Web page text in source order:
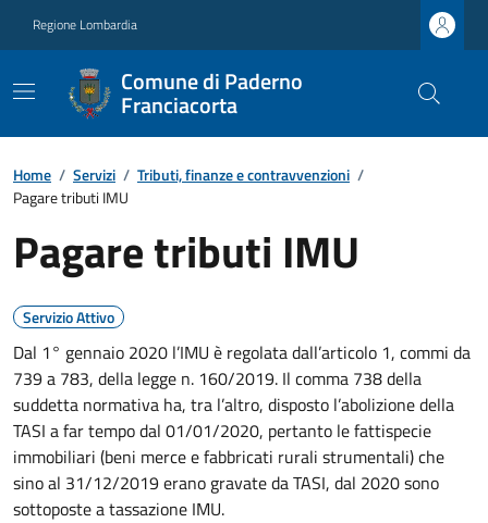
Regione Lombardia
Comune di Paderno
Franciacorta
Home / Servizi / Tributi, finanze e contravvenzioni /
Pagare tributi IMU
Pagare tributi IMU
Servizio Attivo
Dal 1° gennaio 2020 l’IMU è regolata dall’articolo 1, commi da
739 a 783, della legge n. 160/2019. Il comma 738 della
suddetta normativa ha, tra l’altro, disposto l’abolizione della
TASI a far tempo dal 01/01/2020, pertanto le fattispecie
immobiliari (beni merce e fabbricati rurali strumentali) che
sino al 31/12/2019 erano gravate da TASI, dal 2020 sono
sottoposte a tassazione IMU.